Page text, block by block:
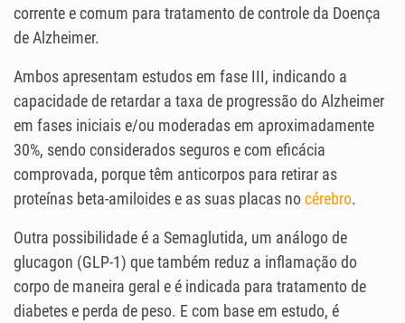
corrente e comum para tratamento de controle da Doença
de Alzheimer.
Ambos apresentam estudos em fase III, indicando a
capacidade de retardar a taxa de progressão do Alzheimer
em fases iniciais e/ou moderadas em aproximadamente
30%, sendo considerados seguros e com eficácia
comprovada, porque têm anticorpos para retirar as
proteínas beta-amiloides e as suas placas nocérebro.
Outra possibilidade é a Semaglutida, um análogo de
glucagon (GLP-1) que também reduz a inflamação do
corpo de maneira geral e é indicada para tratamento de
diabetes e perda de peso. E com base em estudo, é